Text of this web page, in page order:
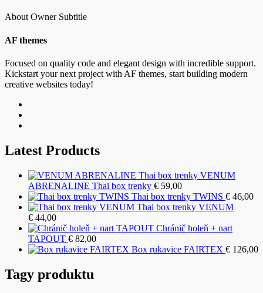
About Owner Subtitle
AF themes
Focused on quality code and elegant design with incredible support.
Kickstart your next project with AF themes, start building modern
creative websites today!
Latest Products
VENUM
ABRENALINE Thai box trenky € 59,00
Thai box trenky TWINS € 46,00
Thai box trenky VENUM
€ 44,00
Chránič holeň + nart
TAPOUT € 82,00
Box rukavice FAIRTEX € 126,00
Tagy produktu